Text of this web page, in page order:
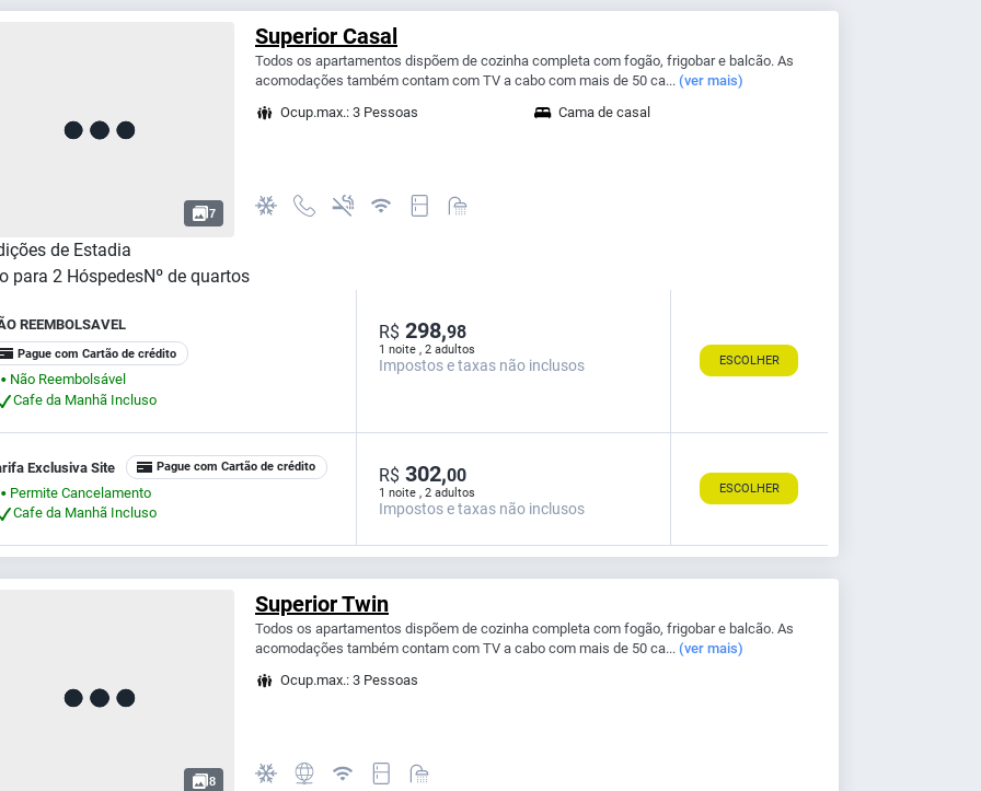
7
Superior Casal
Todos os apartamentos dispõem de cozinha completa com fogão, frigobar e balcão. As
acomodações também contam com TV a cabo com mais de 50 ca... (ver mais)
Ocup.max.: 3 Pessoas
Cama de casal
de Estadia
para 2 HóspedesNº de quartos
REEMBOLSAVEL
Pague com Cartão de crédito
⬤
Não Reembolsável
Cafe da Manhã Incluso
1 noite , 2 adultos
R$ 298,98
Impostos e taxas não inclusos ESCOLHER
Exclusiva Site Pague com Cartão de crédito
⬤
Permite Cancelamento
Cafe da Manhã Incluso
1 noite , 2 adultos
R$ 302,00
Impostos e taxas não inclusos
ESCOLHER
8
Superior Twin
Todos os apartamentos dispõem de cozinha completa com fogão, frigobar e balcão. As
acomodações também contam com TV a cabo com mais de 50 ca... (ver mais)
Ocup.max.: 3 Pessoas